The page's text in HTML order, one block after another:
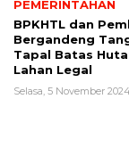
PEMERINTAHAN
BPKHTL dan
Bergandeng
Tapal Batas
Lahan Legal
Selasa, 5 November